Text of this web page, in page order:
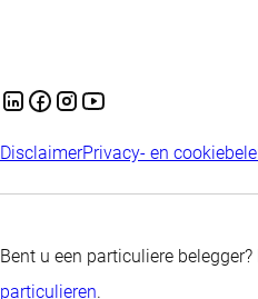
DisclaimerPrivacy- en
Bent u een particuliere
particulieren.